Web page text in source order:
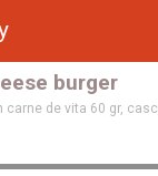
burger
carne de vita 60 gr,